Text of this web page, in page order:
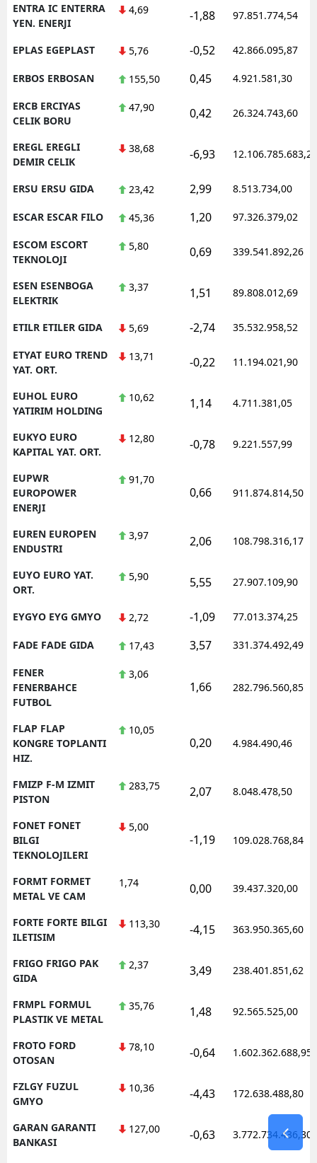
ENTRA IC ENTERRA
YEN. ENERJI
4,69 -1,88 97.851.774,54
EPLAS EGEPLAST 5,76 -0,52 42.866.095,87
ERBOS ERBOSAN 155,50 0,45 4.921.581,30
ERCB ERCIYAS
CELIK BORU
47,90 0,42 26.324.743,60
EREGL EREGLI
DEMIR CELIK
38,68 -6,93 12.106.785.683,20
ERSU ERSU GIDA 23,42 2,99 8.513.734,00
ESCAR ESCAR FILO 45,36 1,20 97.326.379,02
ESCOM ESCORT
TEKNOLOJI
5,80 0,69 339.541.892,26
ESEN ESENBOGA
ELEKTRIK
3,37 1,51 89.808.012,69
ETILR ETILER GIDA 5,69 -2,74 35.532.958,52
ETYAT EURO TREND
YAT. ORT.
13,71 -0,22 11.194.021,90
EUHOL EURO
YATIRIM HOLDING
10,62 1,14 4.711.381,05
EUKYO EURO
KAPITAL YAT. ORT.
12,80 -0,78 9.221.557,99
EUPWR
EUROPOWER
ENERJI
91,70
0,66 911.874.814,50
EUREN EUROPEN
ENDUSTRI
3,97 2,06 108.798.316,17
EUYO EURO YAT.
ORT.
5,90 5,55 27.907.109,90
EYGYO EYG GMYO 2,72 -1,09 77.013.374,25
FADE FADE GIDA 17,43 3,57 331.374.492,49
FENER
FENERBAHCE
FUTBOL
3,06
1,66 282.796.560,85
FLAP FLAP
KONGRE TOPLANTI
HIZ.
10,05
0,20 4.984.490,46
FMIZP F-M IZMIT
PISTON
283,75 2,07 8.048.478,50
FONET FONET
BILGI
TEKNOLOJILERI
5,00
-1,19 109.028.768,84
FORMT FORMET
METAL VE CAM
1,74 0,00 39.437.320,00
FORTE FORTE BILGI
ILETISIM
113,30 -4,15 363.950.365,60
FRIGO FRIGO PAK
GIDA
2,37 3,49 238.401.851,62
FRMPL FORMUL
PLASTIK VE METAL
35,76 1,48 92.565.525,00
FROTO FORD
OTOSAN
78,10 -0,64 1.602.362.688,95
FZLGY FUZUL
GMYO
10,36 -4,43 172.638.488,80
GARAN GARANTI
BANKASI
127,00 -0,63 3.772.734.436,30